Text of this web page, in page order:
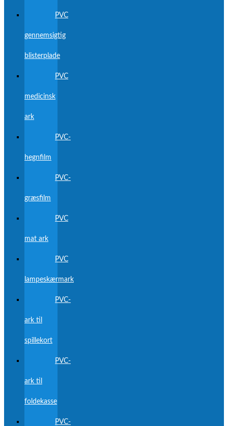
PVC
gennemsigtig
blisterplade
PVC
medicinsk
ark
PVC-
hegnfilm
PVC-
græsfilm
PVC
mat ark
PVC
lampeskærmark
PVC-
ark til
spillekort
PVC-
ark til
foldekasse
PVC-